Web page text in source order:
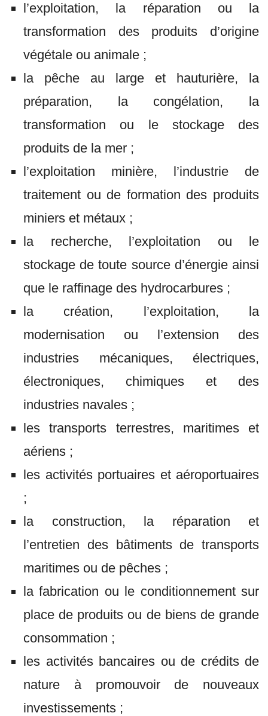
l’exploitation, la réparation ou la
transformation des produits d’origine
végétale ou animale ;
la pêche au large et hauturière, la
préparation, la congélation, la
transformation ou le stockage des
produits de la mer ;
l’exploitation minière, l’industrie de
traitement ou de formation des produits
miniers et métaux ;
la recherche, l’exploitation ou le
stockage de toute source d’énergie ainsi
que le raffinage des hydrocarbures ;
la création, l’exploitation, la
modernisation ou l’extension des
industries mécaniques, électriques,
électroniques, chimiques et des
industries navales ;
les transports terrestres, maritimes et
aériens ;
les activités portuaires et aéroportuaires
;
la construction, la réparation et
l’entretien des bâtiments de transports
maritimes ou de pêches ;
la fabrication ou le conditionnement sur
place de produits ou de biens de grande
consommation ;
les activités bancaires ou de crédits de
nature à promouvoir de nouveaux
investissements ;